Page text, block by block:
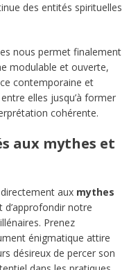
des entités spirituelles
nous permet finalement
modulable et ouverte,
contemporaine et
elles jusqu’à former
cohérente.
aux mythes et
aux mythes
notre
Prenez
énigmatique attire
désireux de percer son